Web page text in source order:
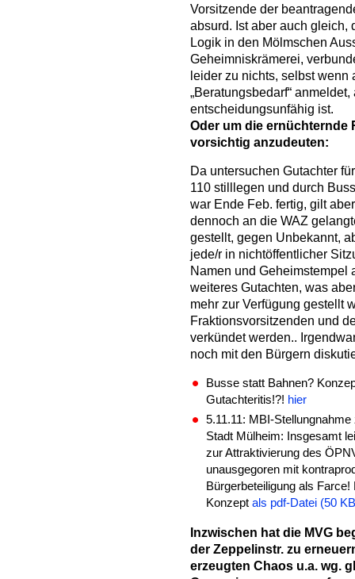
Vorsitzende der
absurd. Ist aber auch gleich,
Logik in den Mölmschen
Geheimniskrämerei,
leider zu nichts, selbst
„Beratungsbedarf“
entscheidungsunfähig ist.
Oder um die ernüchternde
vorsichtig anzudeuten:
Da untersuchen Gutachter
110 stilllegen und durch
war Ende Feb. fertig, gilt
dennoch an die WAZ
gestellt, gegen Unbekannt,
jede/r in nichtöffentlicher
Namen und Geheimstempel
weiteres Gutachten, was
mehr zur Verfügung gestellt
Fraktionsvorsitzenden und
verkündet werden..
noch mit den Bürgern
Busse statt Bahnen?
Gutachteritis!?! hier
5.11.11: MBI-
Stadt Mülheim: Insgesamt
zur Attraktivierung des
unausgegoren mit
Bürgerbeteiligung als
Konzept als pdf-Datei (50
Inzwischen hat die MVG
der Zeppelinstr. zu
erzeugten Chaos u.a. wg.